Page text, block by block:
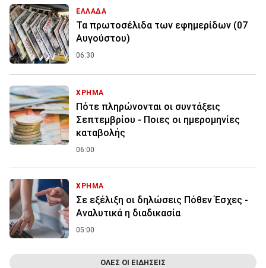
ΕΛΛΑΔΑ
Τα πρωτοσέλιδα των εφημερίδων (07
Αυγούστου)
06:30
ΧΡΗΜΑ
Πότε πληρώνονται οι συντάξεις
Σεπτεμβρίου - Ποιες οι ημερομηνίες
καταβολής
06:00
ΧΡΗΜΑ
Σε εξέλιξη οι δηλώσεις Πόθεν Έσχες -
Αναλυτικά η διαδικασία
05:00
ΟΛΕΣ ΟΙ ΕΙΔΗΣΕΙΣ